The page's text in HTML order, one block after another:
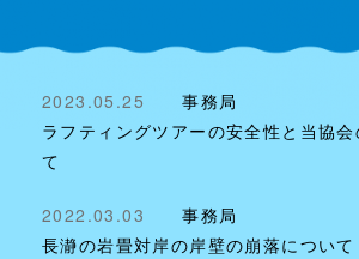
2023.05.25
事務局
ラフティングツアーの安全性と当協
て
2022.03.03
事務局
長瀞の岩畳対岸の岸壁の崩落について